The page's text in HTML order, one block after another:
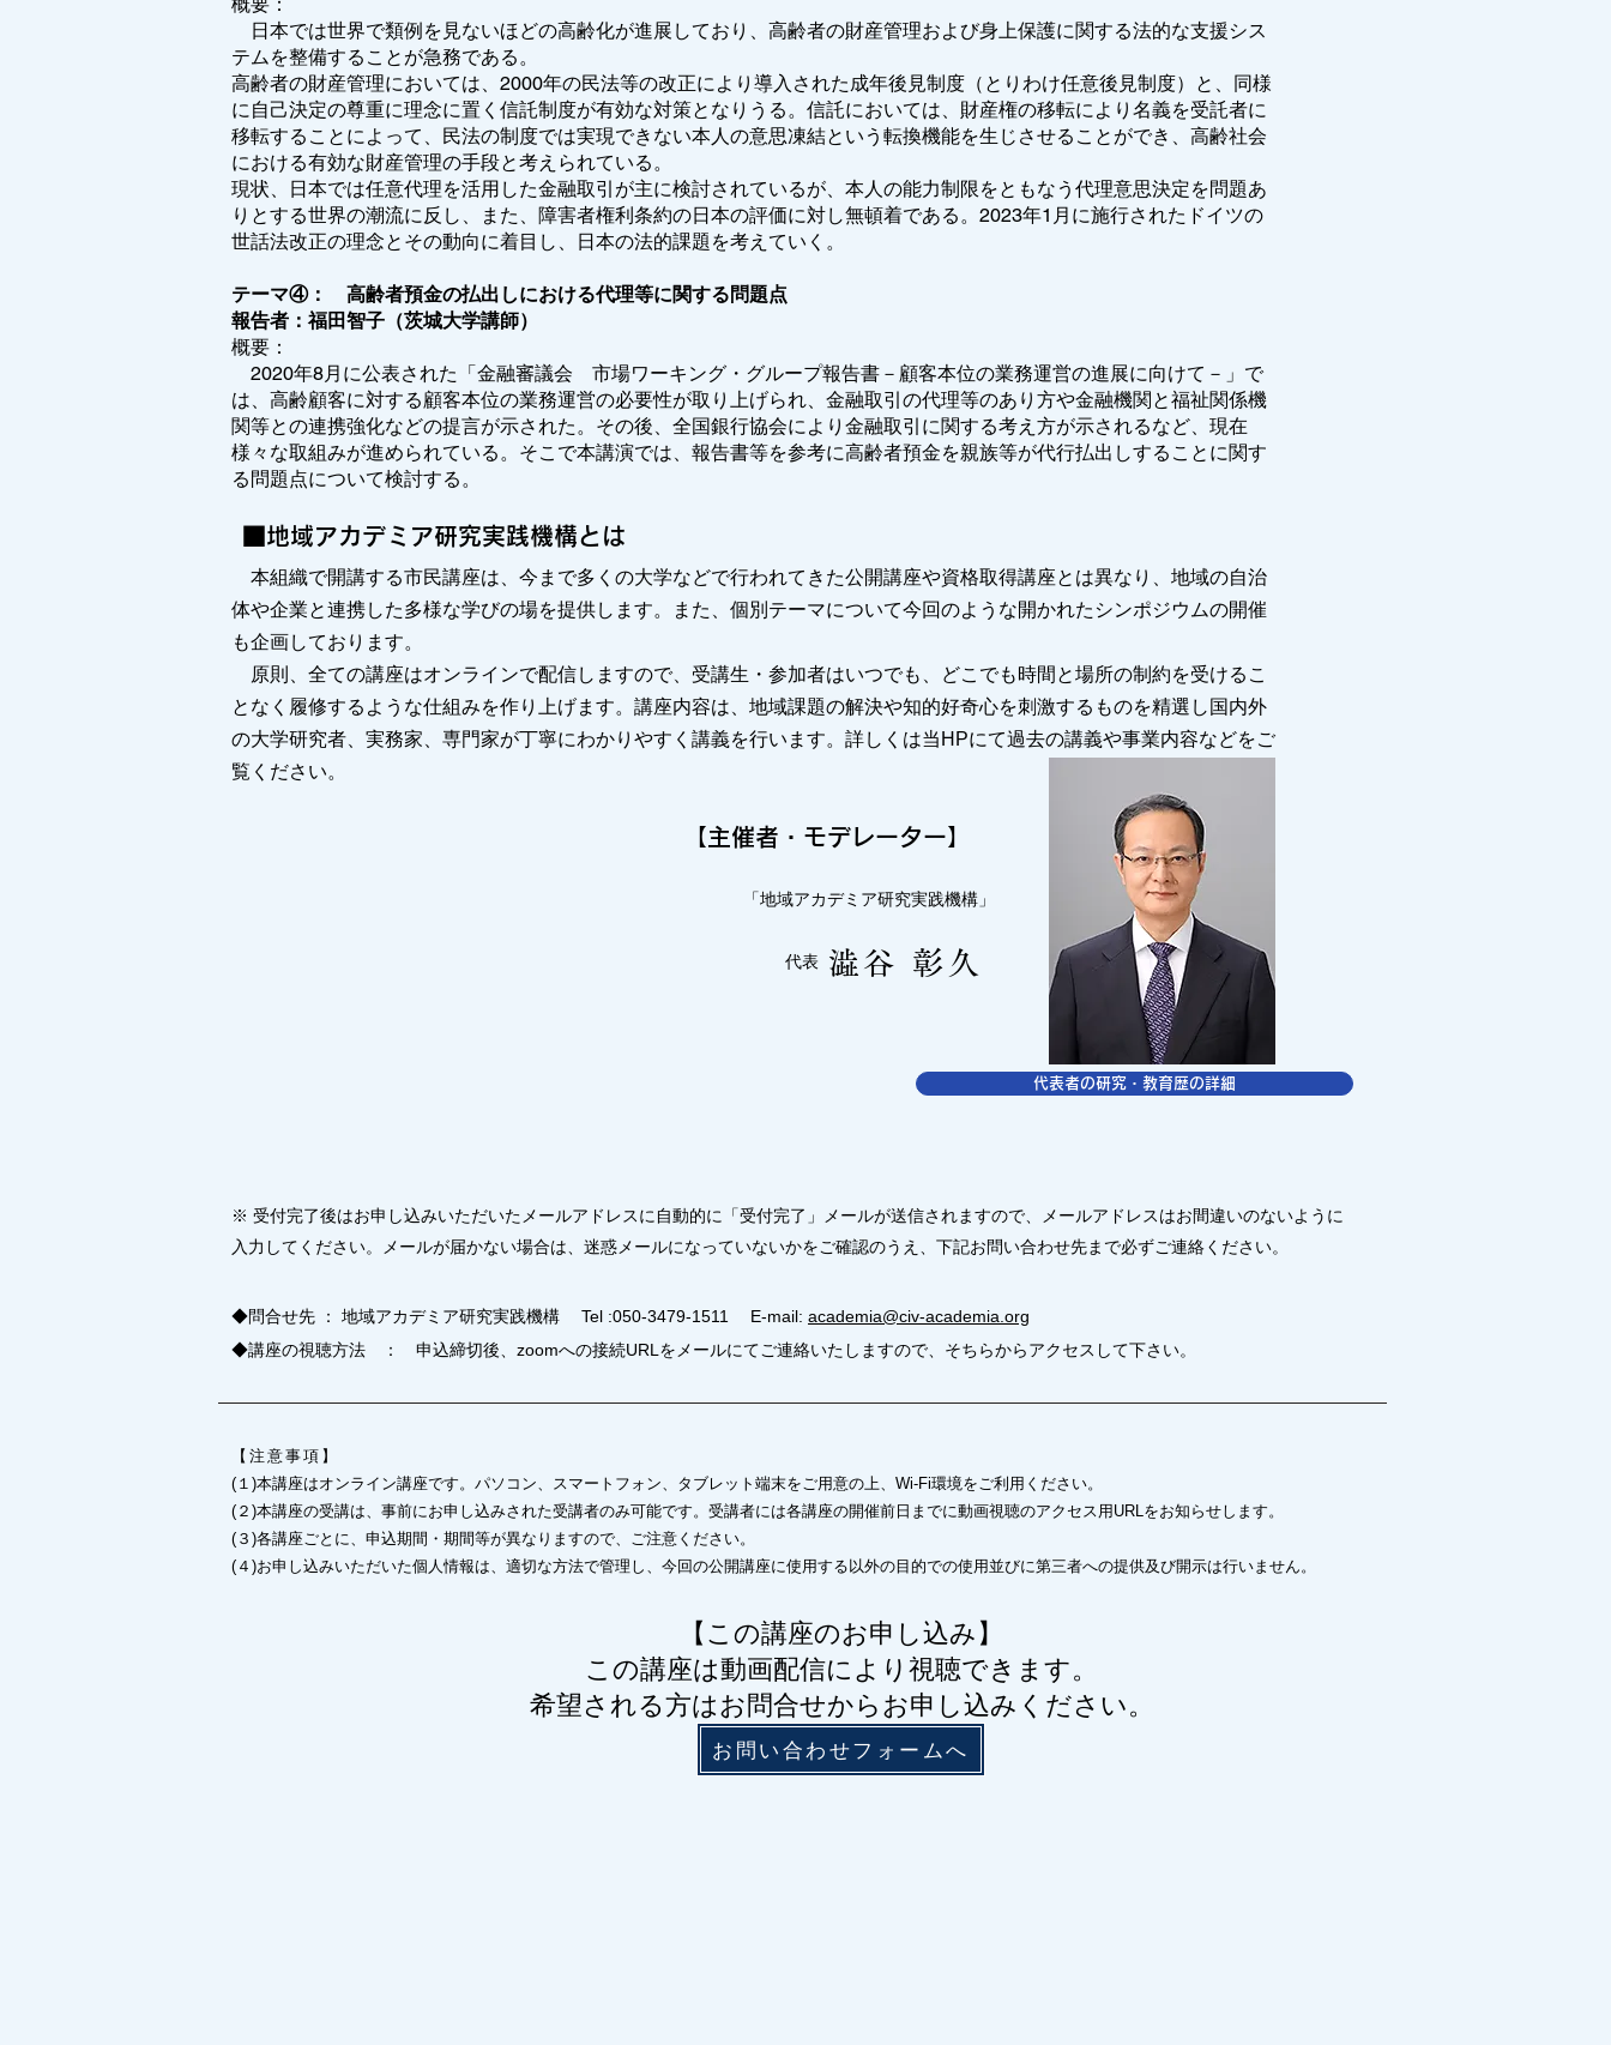
日本では世界で類例を見ないほどの高齢化が進展しており、高齢者の財産管理および身上保護に関する法的な支援シス
テムを整備することが急務である。
高齢者の財産管理においては、2000年の民法等の改正により導入された成年後見制度（とりわけ任意後見制度）と、同様
に自己決定の尊重に理念に置く信託制度が有効な対策となりうる。信託においては、財産権の移転により名義を受託者に
移転することによって、民法の制度では実現できない本人の意思凍結という転換機能を生じさせることができ、高齢社会
における有効な財産管理の手段と考えられている。
現状、日本では任意代理を活用した金融取引が主に検討されているが、本人の能力制限をともなう代理意思決定を問題あ
りとする世界の潮流に反し、また、障害者権利条約の日本の評価に対し無頓着である。2023年1月に施行されたドイツの
世話法改正の理念とその動向に着目し、日本の法的課題を考えていく。
テーマ④： 高齢者預金の払出しにおける代理等に関する問題点
報告者：福田智子（茨城大学講師）
概要：
2020年8月に公表された「金融審議会 市場ワーキング・グループ報告書－顧客本位の業務運営の進展に向けて－」で
は、高齢顧客に対する顧客本位の業務運営の必要性が取り上げられ、金融取引の代理等のあり方や金融機関と福祉関係機
関等との連携強化などの提言が示された。その後、全国銀行協会により金融取引に関する考え方が示されるなど、現在
様々な取組みが進められている。そこで本講演では、報告書等を参考に高齢者預金を親族等が代行払出しすることに関す
る問題点について検討する。
■地域アカデミア研究実践機構とは
本組織で開講する市民講座は、今まで多くの大学などで行われてきた公開講座や資格取得講座とは異なり、地域の自治
体や企業と連携した多様な学びの場を提供します。また、個別テーマについて今回のような開かれたシンポジウムの開催
も企画しております。
原則、全ての講座はオンラインで配信しますので、受講生・参加者はいつでも、どこでも時間と場所の制約を受けるこ
となく履修するような仕組みを作り上げます。講座内容は、地域課題の解決や知的好奇心を刺激するものを精選し国内外
の大学研究者、実務家、専門家が丁寧にわかりやすく講義を行います。詳しくは当HPにて過去の講義や事業内容などをご
覧ください。
【主催者・モデレーター】
「地域アカデミア研究実践機構」
澁谷 彰久
代表
代表者の研究・教育歴の詳細
※ 受付完了後はお申し込みいただいたメールアドレスに自動的に「受付完了」メールが送信されますので、メールアドレスはお間違いのないように
入力してください。メールが届かない場合は、迷惑メールになっていないかをご確認のうえ、下記お問い合わせ先まで必ずご連絡ください。
◆問合せ先 ： 地域アカデミア研究実践機構 Tel :050-3479-1511 E-mail: academia@civ-academia.org
◆講座の視聴方法 ： 申込締切後、zoomへの接続URLをメールにてご連絡いたしますので、そちらからアクセスして下さい。
【注意事項】
(１)本講座はオンライン講座です。パソコン、スマートフォン、タブレット端末をご用意の上、Wi-Fi環境をご利用ください。
(２)本講座の受講は、事前にお申し込みされた受講者のみ可能です。受講者には各講座の開催前日までに動画視聴のアクセス用URLをお知らせします。
(３)各講座ごとに、申込期間・期間等が異なりますので、ご注意ください。
(４)お申し込みいただいた個人情報は、適切な方法で管理し、今回の公開講座に使用する以外の目的での使用並びに第三者への提供及び開示は行いません。
【​この講座のお申し込み】
この講座は動画配信により視聴できます。
希望される方はお問合せからお申し込みください。
お問い合わせフォームへ